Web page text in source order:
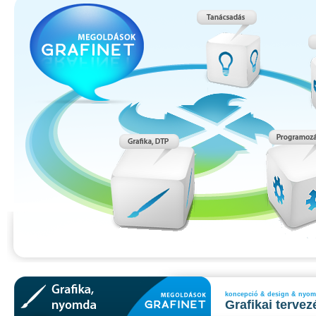
koncepció & design &
Grafikai